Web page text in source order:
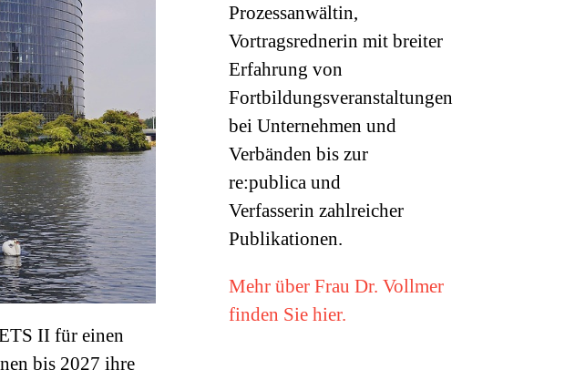
II für einen
bis 2027 ihre
Prozessanwältin,
Vortragsrednerin mit breiter
Erfahrung von
Fortbildungsveranstaltungen
bei Unternehmen und
Verbänden bis zur
re:publica und
Verfasserin zahlreicher
Publikationen.
Mehr über Frau Dr. Vollmer
finden Sie hier.